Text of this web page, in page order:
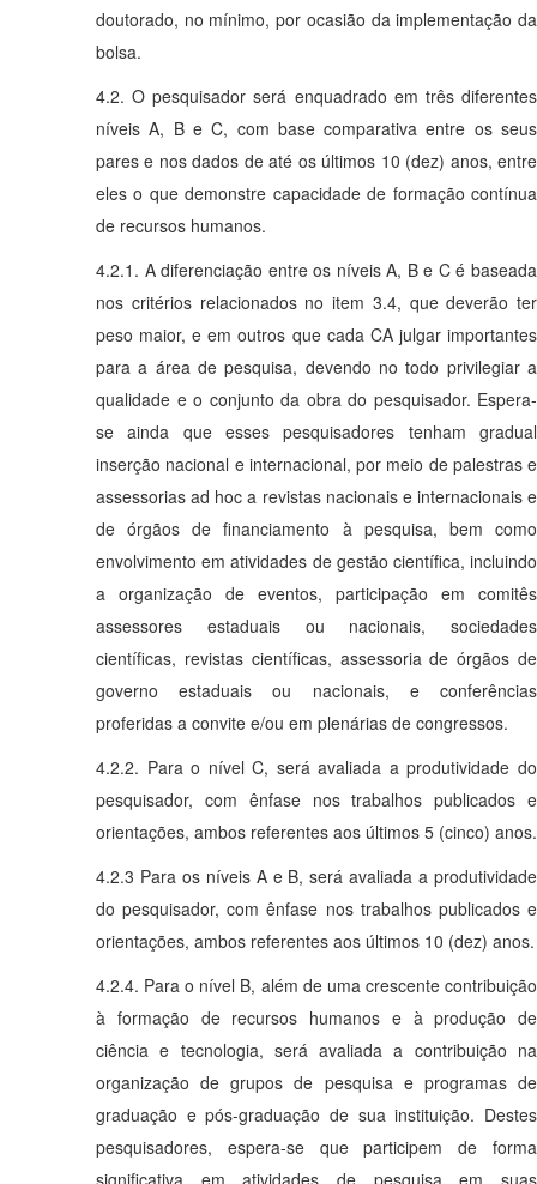
doutorado, no mínimo, por ocasião da implementação da
bolsa.
4.2. O pesquisador será enquadrado em três diferentes
níveis A, B e C, com base comparativa entre os seus
pares e nos dados de até os últimos 10 (dez) anos, entre
eles o que demonstre capacidade de formação contínua
de recursos humanos.
4.2.1. A diferenciação entre os níveis A, B e C é baseada
nos critérios relacionados no item 3.4, que deverão ter
peso maior, e em outros que cada CA julgar importantes
para a área de pesquisa, devendo no todo privilegiar a
qualidade e o conjunto da obra do pesquisador. Espera-
se ainda que esses pesquisadores tenham gradual
inserção nacional e internacional, por meio de palestras e
assessorias ad hoc a revistas nacionais e internacionais e
de órgãos de financiamento à pesquisa, bem como
envolvimento em atividades de gestão científica, incluindo
a organização de eventos, participação em comitês
assessores estaduais ou nacionais, sociedades
científicas, revistas científicas, assessoria de órgãos de
governo estaduais ou nacionais, e conferências
proferidas a convite e/ou em plenárias de congressos.
4.2.2. Para o nível C, será avaliada a produtividade do
pesquisador, com ênfase nos trabalhos publicados e
orientações, ambos referentes aos últimos 5 (cinco) anos.
4.2.3 Para os níveis A e B, será avaliada a produtividade
do pesquisador, com ênfase nos trabalhos publicados e
orientações, ambos referentes aos últimos 10 (dez) anos.
4.2.4. Para o nível B, além de uma crescente contribuição
à formação de recursos humanos e à produção de
ciência e tecnologia, será avaliada a contribuição na
organização de grupos de pesquisa e programas de
graduação e pós-graduação de sua instituição. Destes
pesquisadores, espera-se que participem de forma